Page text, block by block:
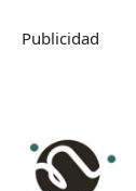
Publicidad